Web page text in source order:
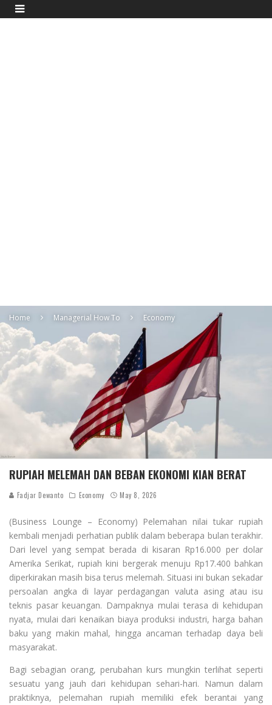
Home Managerial How To Economy
RUPIAH MELEMAH DAN BEBAN EKONOMI KIAN BERAT
Fadjar Dewanto Economy May 8, 2026
(Business Lounge – Economy) Pelemahan nilai tukar rupiah
kembali menjadi perhatian publik dalam beberapa bulan terakhir.
Dari level yang sempat berada di kisaran Rp16.000 per dolar
Amerika Serikat, rupiah kini bergerak menuju Rp17.400 bahkan
diperkirakan masih bisa terus melemah. Situasi ini bukan sekadar
persoalan angka di layar perdagangan valuta asing atau isu
teknis pasar keuangan. Dampaknya mulai terasa di kehidupan
nyata, mulai dari kenaikan biaya produksi industri, harga bahan
baku yang makin mahal, hingga ancaman terhadap daya beli
masyarakat.
Bagi sebagian orang, perubahan kurs mungkin terlihat seperti
sesuatu yang jauh dari kehidupan sehari-hari. Namun dalam
praktiknya, pelemahan rupiah memiliki efek berantai yang